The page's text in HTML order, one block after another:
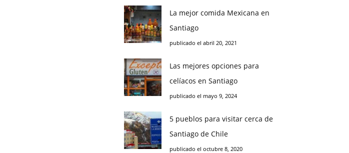
La mejor comida Mexicana en
Santiago
publicado el abril 20, 2021
Las mejores opciones para
celíacos en Santiago
publicado el mayo 9, 2024
5 pueblos para visitar cerca de
Santiago de Chile
publicado el octubre 8, 2020